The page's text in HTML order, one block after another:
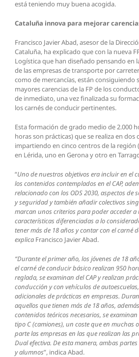
está teniendo muy buena acogida.
Cataluña innova para mejorar
Francisco Javier Abad, asesor de la
Cataluña, ha explicado que con la nueva
Logística que han diseñado pensando en
de las empresas de transporte por
como de mercancías, están consiguiendo
mayores carencias de la FP de los
de inmediato, una vez finalizada su
los carnés de conducir pertinentes.
Esta formación de grado medio de 2.000
horas son prácticas) que se realiza en dos
impartiendo en cinco centros de la región
en Lérida, uno en Gerona y otro en
“Uno de nuestros objetivos era incluir en el
los contenidos contemplados en el CAP,
relacionado con los ODS 2030, aspectos de
y seguridad y también añadir colectivos
marcan unos criterios para poder acceder
características diferenciadas a lo
tener más de 18 años y contar con el carné
explica Francisco Javier Abad.
“Durante el primer año, los jóvenes de 18
el carné de conducir básico realizan 950
reglada, se examinan del CAP y realizan
conducción y con vehículos de
adicionales de prácticas en empresas.
aquellos que tienen más de 18 años,
contenidos teóricos necesarios, se
tipo C (camiones), un coste que en muchas
parte las empresas en las que realizan las
Dual efectiva. De esta manera, ambas
y alumnos”, indica Abad.